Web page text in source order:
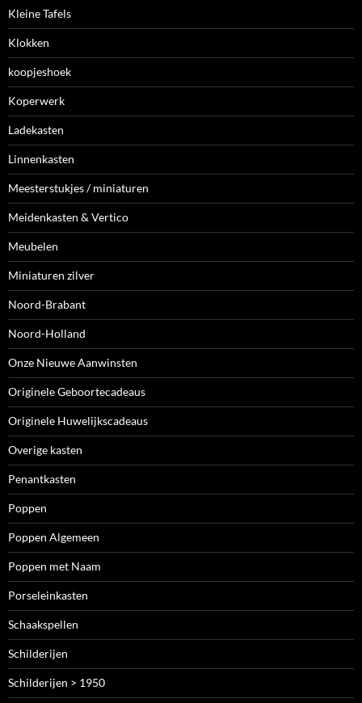
Kleine Tafels
Klokken
koopjeshoek
Koperwerk
Ladekasten
Linnenkasten
Meesterstukjes / miniaturen
Meidenkasten & Vertico
Meubelen
Miniaturen zilver
Noord-Brabant
Noord-Holland
Onze Nieuwe Aanwinsten
Originele Geboortecadeaus
Originele Huwelijkscadeaus
Overige kasten
Penantkasten
Poppen
Poppen Algemeen
Poppen met Naam
Porseleinkasten
Schaakspellen
Schilderijen
Schilderijen > 1950